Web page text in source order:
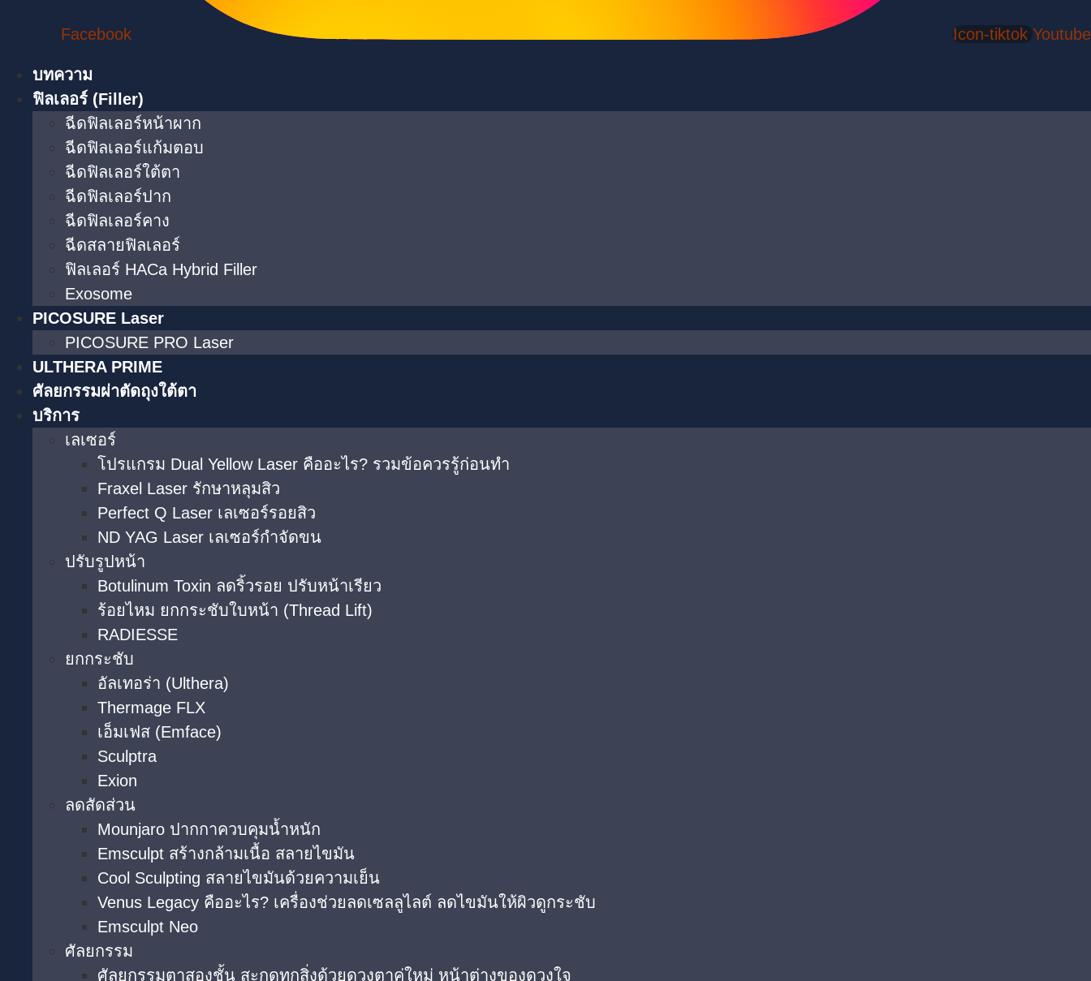
Facebook Icon-tiktok Youtube
บทความ
ฟิลเลอร์ (Filler)
ฉีดฟิลเลอร์หน้าผาก
ฉีดฟิลเลอร์แก้มตอบ
ฉีดฟิลเลอร์ใต้ตา​
ฉีดฟิลเลอร์ปาก
ฉีดฟิลเลอร์คาง
ฉีดสลายฟิลเลอร์
ฟิลเลอร์ HACa Hybrid Filler
Exosome
PICOSURE Laser
PICOSURE PRO Laser
ULTHERA PRIME
ศัลยกรรมผ่าตัดถุงใต้ตา
บริการ
เลเซอร์
โปรแกรม Dual Yellow Laser คืออะไร? รวมข้อควรรู้ก่อนทำ
Fraxel Laser รักษาหลุมสิว
Perfect Q Laser เลเซอร์รอยสิว
ND YAG Laser เลเซอร์กำจัดขน
ปรับรูปหน้า
Botulinum Toxin ลดริ้วรอย ปรับหน้าเรียว
ร้อยไหม ยกกระชับใบหน้า (Thread Lift)
RADIESSE
ยกกระชับ
อัลเทอร่า (Ulthera)
Thermage FLX
เอ็มเฟส (Emface)
Sculptra
Exion
ลดสัดส่วน
Mounjaro ปากกาควบคุมน้ำหนัก
Emsculpt สร้างกล้ามเนื้อ สลายไขมัน
Cool Sculpting สลายไขมันด้วยความเย็น
Venus Legacy คืออะไร? เครื่องช่วยลดเซลลูไลต์ ลดไขมันให้ผิวดูกระชับ
Emsculpt Neo
ศัลยกรรม
ศัลยกรรมตาสองชั้น สะกดทุกสิ่งด้วยดวงตาคู่ใหม่ หน้าต่างของดวงใจ